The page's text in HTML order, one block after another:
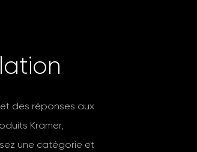
ation
des réponses aux
Kramer,
une catégorie et